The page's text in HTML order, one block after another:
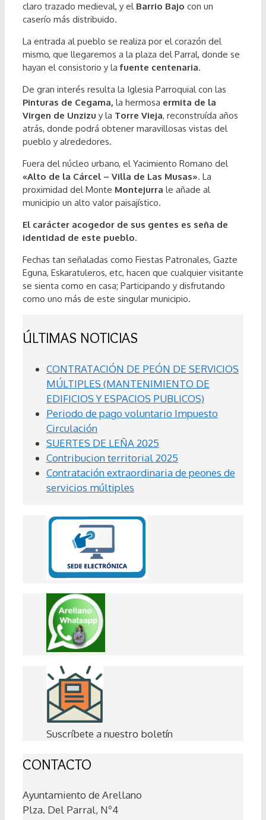
claro trazado medieval, y el Barrio Bajo con un
caserío más distribuido.
La entrada al pueblo se realiza por el corazón del
mismo, que llegaremos a la plaza del Parral, donde se
hayan el consistorio y lafuente centenaria.
De gran interés resulta la Iglesia Parroquial con las
Pinturas de Cegama, la hermosa ermita de la
Virgen de Unzizu y la Torre Vieja, reconstruída años
atrás, donde podrá obtener maravillosas vistas del
pueblo y alrededores.
Fuera del núcleo urbano, el Yacimiento Romano del
«Alto de la Cárcel – Villa de Las Musas». La
proximidad del Monte Montejurra le añade al
municipio un alto valor paisajístico.
El carácter acogedor de sus gentes es seña de
identidad de este pueblo.
Fechas tan señaladas como Fiestas Patronales, Gazte
Eguna, Eskaratuleros, etc, hacen que cualquier visitante
se sienta como en casa; Participando y disfrutando
como uno más de este singular municipio.
ÚLTIMAS NOTICIAS
CONTRATACIÓN DE PEÓN DE SERVICIOS
MÚLTIPLES (MANTENIMIENTO DE
EDIFICIOS Y ESPACIOS PUBLICOS)
Periodo de pago voluntario Impuesto
Circulación
SUERTES DE LEÑA 2025
Contribucion territorial 2025
Contratación extraordinaria de peones de
servicios múltiples
Suscríbete a nuestro boletín
CONTACTO
Ayuntamiento de Arellano
Plza. Del Parral, Nº4